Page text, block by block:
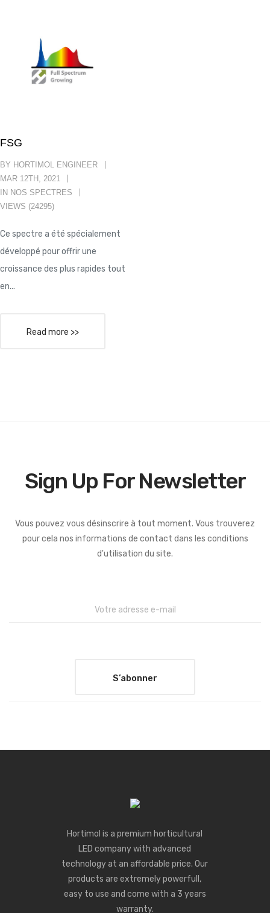
FSG
BY HORTIMOL ENGINEER
MAR 12TH, 2021
IN NOS SPECTRES
VIEWS (24295)
Ce spectre a été spécialement
développé pour offrir une
croissance des plus rapides tout
en...
Read more >>
Sign Up For Newsletter
Vous pouvez vous désinscrire à tout moment. Vous trouverez
pour cela nos informations de contact dans les conditions
d'utilisation du site.
Hortimol is a premium horticultural
LED company with advanced
technology at an affordable price. Our
products are extremely powerfull,
easy to use and come with a 3 years
warranty.